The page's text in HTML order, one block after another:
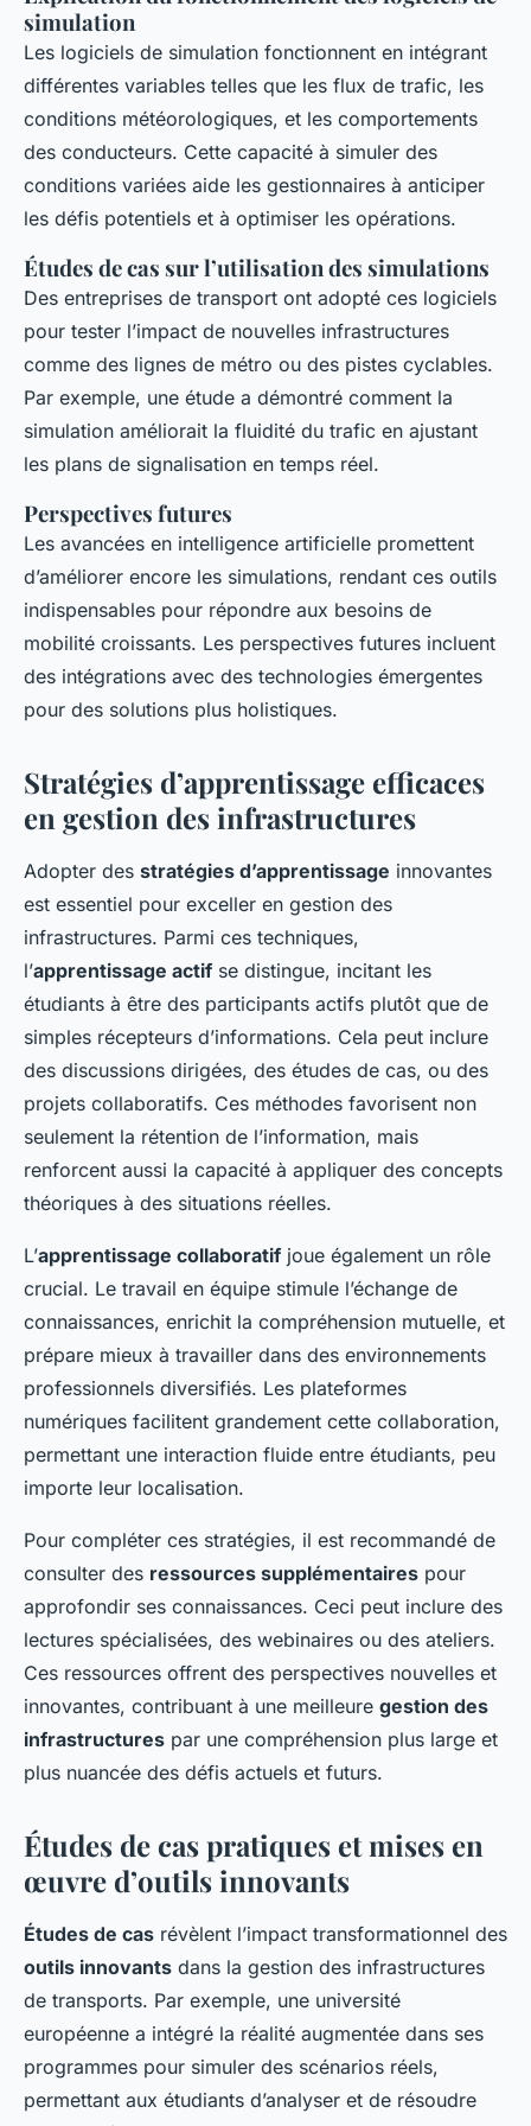
simulation
Les logiciels de simulation fonctionnent en intégrant
différentes variables telles que les flux de trafic, les
conditions météorologiques, et les comportements
des conducteurs. Cette capacité à simuler des
conditions variées aide les gestionnaires à anticiper
les défis potentiels et à optimiser les opérations.
Études de cas sur l’utilisation des simulations
Des entreprises de transport ont adopté ces logiciels
pour tester l’impact de nouvelles infrastructures
comme des lignes de métro ou des pistes cyclables.
Par exemple, une étude a démontré comment la
simulation améliorait la fluidité du trafic en ajustant
les plans de signalisation en temps réel.
Perspectives futures
Les avancées en intelligence artificielle promettent
d’améliorer encore les simulations, rendant ces outils
indispensables pour répondre aux besoins de
mobilité croissants. Les perspectives futures incluent
des intégrations avec des technologies émergentes
pour des solutions plus holistiques.
Stratégies d’apprentissage efficaces
en gestion des infrastructures
Adopter des stratégies d’apprentissage innovantes
est essentiel pour exceller en gestion des
infrastructures. Parmi ces techniques,
l’apprentissage actif se distingue, incitant les
étudiants à être des participants actifs plutôt que de
simples récepteurs d’informations. Cela peut inclure
des discussions dirigées, des études de cas, ou des
projets collaboratifs. Ces méthodes favorisent non
seulement la rétention de l’information, mais
renforcent aussi la capacité à appliquer des concepts
théoriques à des situations réelles.
L’apprentissage collaboratif joue également un rôle
crucial. Le travail en équipe stimule l’échange de
connaissances, enrichit la compréhension mutuelle, et
prépare mieux à travailler dans des environnements
professionnels diversifiés. Les plateformes
numériques facilitent grandement cette collaboration,
permettant une interaction fluide entre étudiants, peu
importe leur localisation.
Pour compléter ces stratégies, il est recommandé de
consulter des ressources supplémentaires pour
approfondir ses connaissances. Ceci peut inclure des
lectures spécialisées, des webinaires ou des ateliers.
Ces ressources offrent des perspectives nouvelles et
innovantes, contribuant à une meilleure gestion des
infrastructures par une compréhension plus large et
plus nuancée des défis actuels et futurs.
Études de cas pratiques et mises en
œuvre d’outils innovants
Études de cas révèlent l’impact transformationnel des
outils innovants dans la gestion des infrastructures
de transports. Par exemple, une université
européenne a intégré la réalité augmentée dans ses
programmes pour simuler des scénarios réels,
permettant aux étudiants d’analyser et de résoudre